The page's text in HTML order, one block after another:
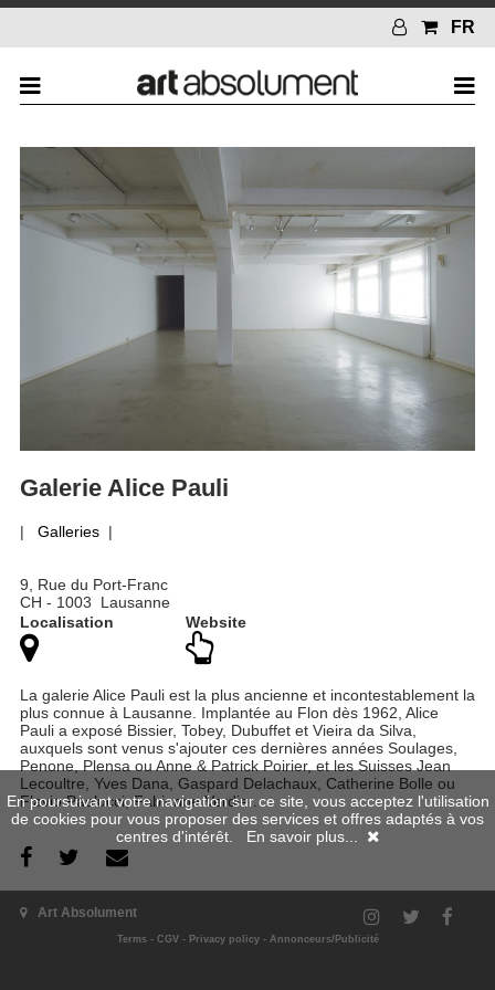
FR
Galerie Alice Pauli
| Galleries|
9, Rue du Port-Franc
CH - 1003 Lausanne
Localisation
Website
La galerie Alice Pauli est la plus ancienne et incontestablement la
plus connue à Lausanne. Implantée au Flon dès 1962, Alice
Pauli a exposé Bissier, Tobey, Dubuffet et Vieira da Silva,
auxquels sont venus s'ajouter ces dernières années Soulages,
Penone, Plensa ou Anne & Patrick Poirier, et les Suisses Jean
Lecoultre, Yves Dana, Gaspard Delachaux, Catherine Bolle ou
Flavio Paolucci, Fabienne Verdier.
Past exhibitions
Art Absolument
Terms- CGV- Privacy policy- Annonceurs/Publicité
En poursuivant votre navigation sur ce site, vous acceptez l'utilisation
de cookies pour vous proposer des services et offres adaptés à vos
centres d'intérêt. En savoir plus...